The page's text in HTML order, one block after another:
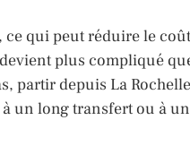
ce qui peut réduire le coût
plus compliqué
partir depuis La Rochelle
un long transfert ou à un